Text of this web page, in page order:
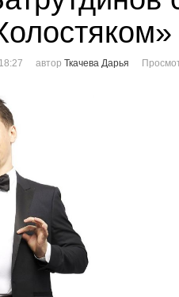
автор Ткачева Дарья